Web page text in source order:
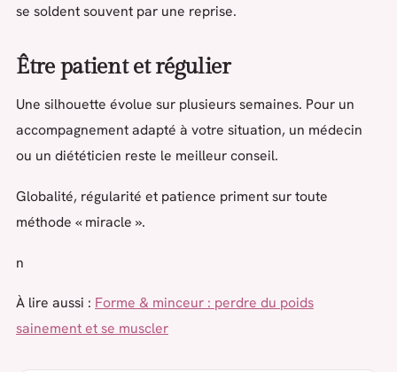
se soldent souvent par une reprise.
Être patient et régulier
Une silhouette évolue sur plusieurs semaines. Pour un
accompagnement adapté à votre situation, un médecin
ou un diététicien reste le meilleur conseil.
Globalité, régularité et patience priment sur toute
méthode « miracle ».
n
À lire aussi : Forme & minceur : perdre du poids
sainement et se muscler